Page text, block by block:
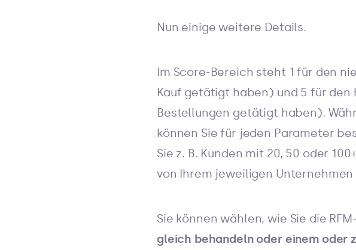
Nun einige weitere Details.
Im Score-Bereich steht 1 für den
Kauf getätigt haben) und 5 für den
Bestellungen getätigt haben).
können Sie für jeden Parameter
Sie z. B. Kunden mit 20, 50 oder
von Ihrem jeweiligen Unternehmen
Sie können wählen, wie Sie die
gleich behandeln oder einem oder